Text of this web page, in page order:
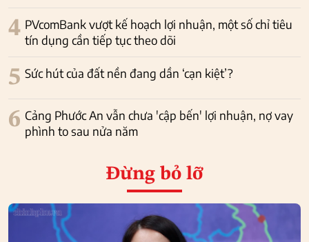
4 PVcomBank vượt kế hoạch lợi nhuận, một số chỉ tiêu
tín dụng cần tiếp tục theo dõi
5 Sức hút của đất nền đang dần ‘cạn kiệt’?
6 Cảng Phước An vẫn chưa 'cập bến' lợi nhuận, nợ vay
phình to sau nửa năm
Đừng bỏ lỡ